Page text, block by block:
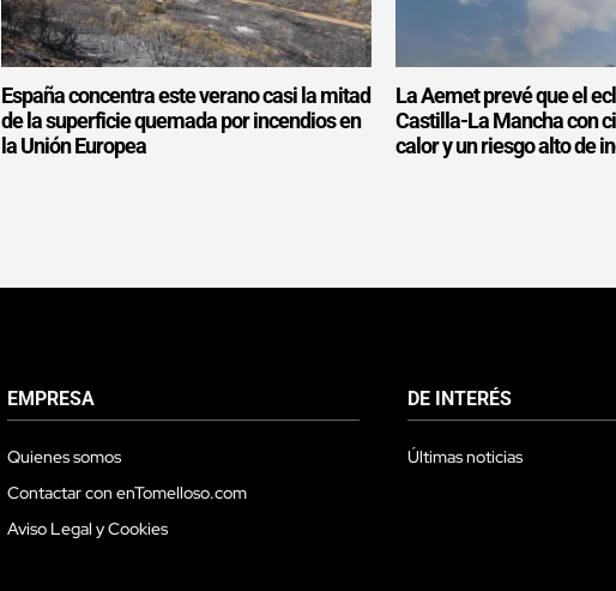
España concentra este verano casi la mitad
de la superficie quemada por incendios en
la Unión Europea
La Aemet prevé que el
Castilla-La Mancha con
calor y un riesgo alto de
EMPRESA
Quienes somos
Contactar con enTomelloso.com
Aviso Legal y Cookies
DE INTERÉS
Últimas noticias